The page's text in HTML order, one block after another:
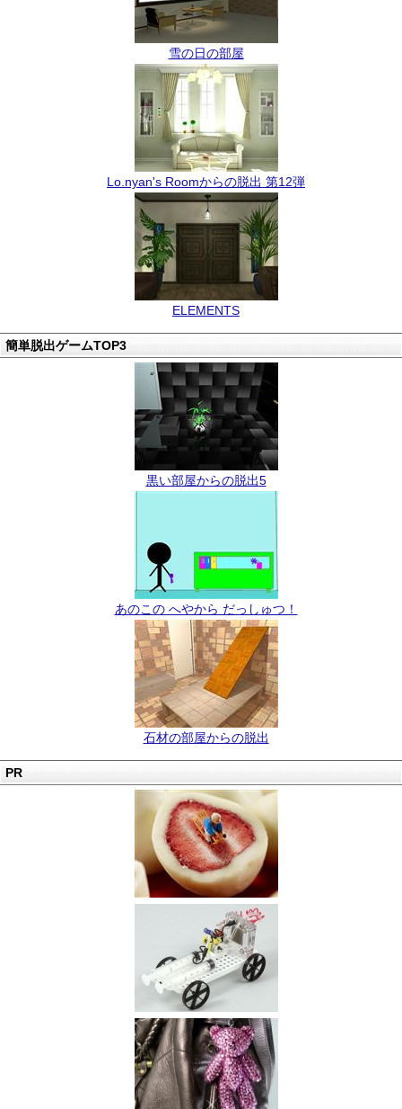
雪の日の部屋
Lo.nyan's Roomからの脱出 第12弾
ELEMENTS
簡単脱出ゲームTOP3
黒い部屋からの脱出5
あのこの へやから だっしゅつ！
石材の部屋からの脱出
PR